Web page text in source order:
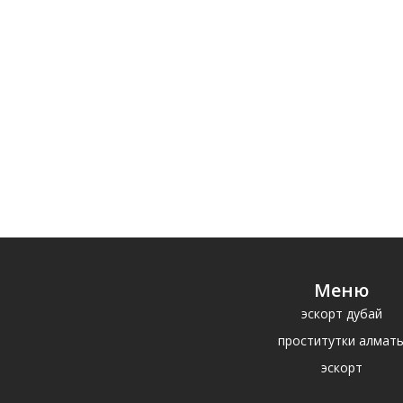
Меню
эскорт дубай
проститутки
эскорт